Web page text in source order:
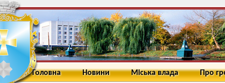
Головна Новини Міська влада Про